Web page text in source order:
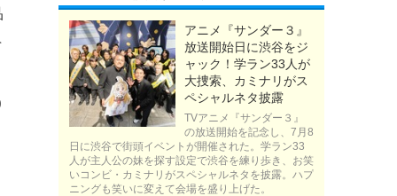
アニメ『サンダー３』
放送開始日に渋谷をジ
ャック！学ラン33人が
大捜索、カミナリがス
ペシャルネタ披露
TVアニメ『サンダー３』
の放送開始を記念し、7月8
日に渋谷で街頭イベントが開催された。学ラン33
人が主人公の妹を探す設定で渋谷を練り歩き、お笑
いコンビ・カミナリがスペシャルネタを披露。ハプ
ニングも笑いに変えて会場を盛り上げた。